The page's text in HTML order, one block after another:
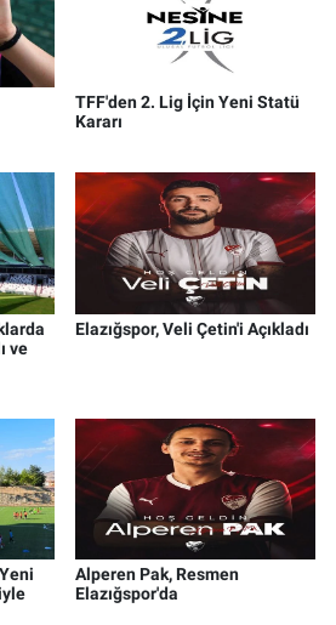
TFF'den 2. Lig İçin Yeni Statü
Kararı
ve
Elazığspor, Veli Çetin'i Açıkladı
Alperen Pak, Resmen
Elazığspor'da